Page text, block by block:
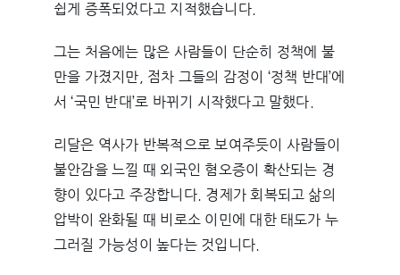
쉽게 증폭되었다고 지적했습니다.
그는 처음에는 많은 사람들이 단순히 정책에 불
만을 가졌지만, 점차 그들의 감정이 ‘정책 반대’에
서 ‘국민 반대’로 바뀌기 시작했다고 말했다.
리달은 역사가 반복적으로 보여주듯이 사람들이
불안감을 느낄 때 외국인 혐오증이 확산되는 경
향이 있다고 주장합니다. 경제가 회복되고 삶의
압박이 완화될 때 비로소 이민에 대한 태도가 누
그러질 가능성이 높다는 것입니다.